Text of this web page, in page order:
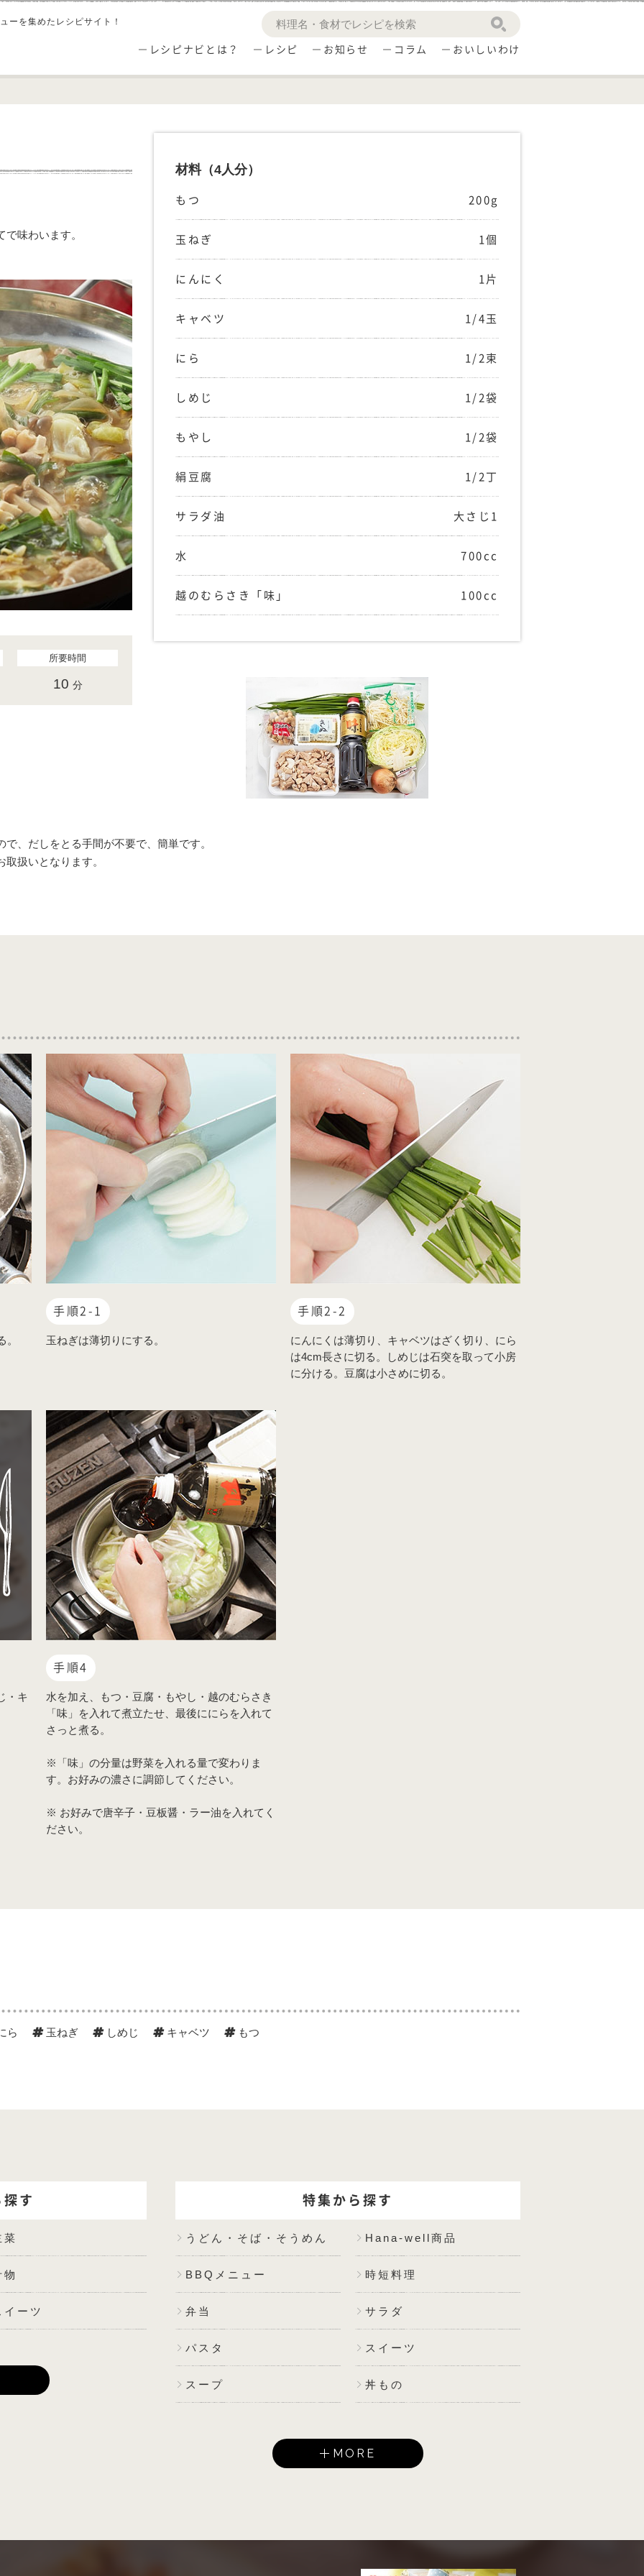
ーを集めたレシピサイト！
レシピナビとは？ レシピ お知らせ コラム おいしいわけ
味わいます。
所要時間
10 分
材料（4人分）
もつ 200g
玉ねぎ 1個
にんにく 1片
キャベツ 1/4玉
にら 1/2束
しめじ 1/2袋
もやし 1/2袋
絹豆腐 1/2丁
サラダ油 大さじ1
水 700cc
越のむらさき「味」 100cc
、だしをとる手間が不要で、簡単です。
扱いとなります。
手順2-1
玉ねぎは薄切りにする。
手順2-2
にんにくは薄切り、キャベツはざく切り、にら
は4cm長さに切る。しめじは石突を取って小房
に分ける。豆腐は小さめに切る。
・キ
手順4
水を加え、もつ・豆腐・もやし・越のむらさき
「味」を入れて煮立たせ、最後ににらを入れて
さっと煮る。
※「味」の分量は野菜を入れる量で変わりま
す。お好みの濃さに調節してください。
※ お好みで唐辛子・豆板醤・ラー油を入れてく
ださい。
ら 玉ねぎ しめじ キャベツ もつ
す
菜
物
イーツ
特集から探す
うどん・そば・そうめん Hana-well商品
BBQメニュー 時短料理
弁当 サラダ
パスタ スイーツ
スープ 丼もの
MORE